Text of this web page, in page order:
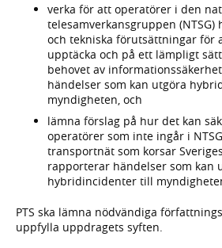
verka för att operatörer i den
telesamverkansgruppen (NTSG)
och tekniska förutsättningar för
upptäcka och på ett lämpligt
behovet av
händelser som kan utgöra
myndigheten, och
lämna förslag på hur det kan
operatörer som inte ingår i
transportnät som korsar
rapporterar händelser som kan
hybridincidenter till
PTS ska lämna nödvändiga
uppfylla uppdragets syften.